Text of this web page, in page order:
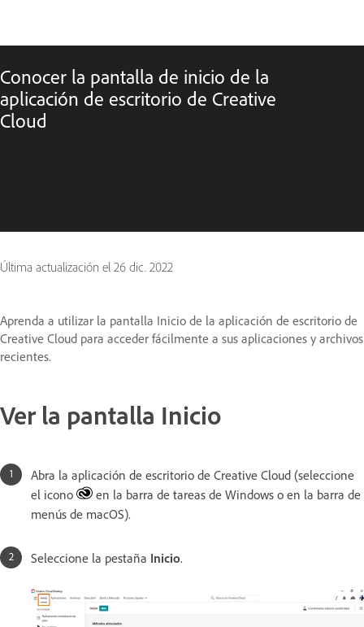
Conocer la pantalla de inicio de la
aplicación de escritorio de Creative
Cloud
Última actualización el 26 dic. 2022
Aprenda a utilizar la pantalla Inicio de la aplicación de escritorio de
Creative Cloud para acceder fácilmente a sus aplicaciones y archivos
recientes.
Ver la pantalla Inicio
Abra la aplicación de escritorio de Creative Cloud (seleccione
el icono
en la barra de tareas de Windows o en la barra de
menús de macOS).
Seleccione la pestaña Inicio.